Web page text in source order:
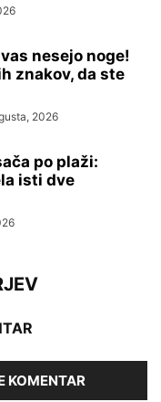
nesejo noge!
znakov, da ste
2026
po plaži:
isti dve
KOMENTAR